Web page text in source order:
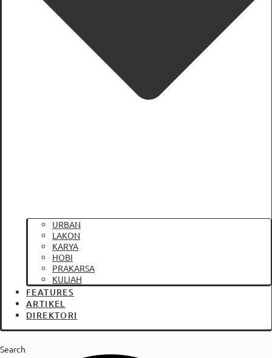
URBAN
LAKON
KARYA
HOBI
PRAKARSA
KULIAH
FEATURES
ARTIKEL
DIREKTORI
Search